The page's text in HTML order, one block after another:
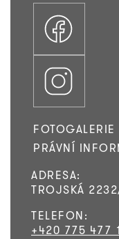
FOTOGALERIE
PRÁVNÍ
ADRESA:
TROJSKÁ
TELEFON:
+420 775 477